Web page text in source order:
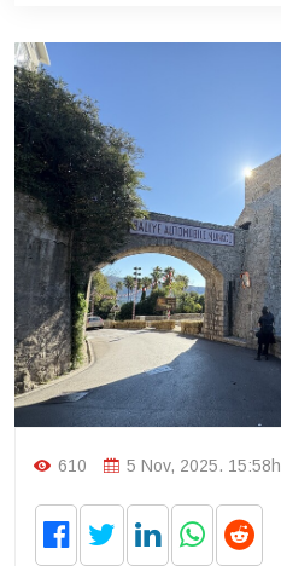
610 5 Nov, 2025. 15:58h